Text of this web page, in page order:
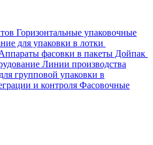
Горизонтальные упаковочные
для упаковки в лотки
фасовки в пакеты Дойпак
Линии производства
групповой упаковки в
и контроля Фасовочные